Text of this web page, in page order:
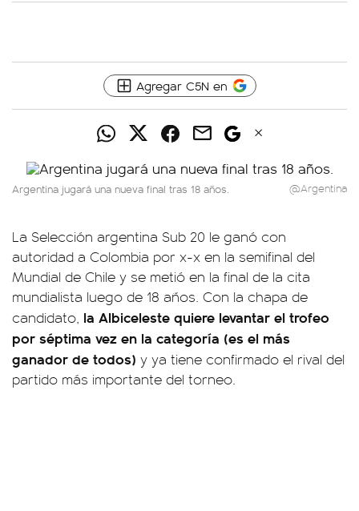
Agregar C5N en
Argentina jugará una nueva final tras 18 años. @Argentina
La Selección argentina Sub 20 le ganó con
autoridad a Colombia por x-x en la semifinal del
Mundial de Chile y se metió en la final de la cita
mundialista luego de 18 años. Con la chapa de
candidato, la Albiceleste quiere levantar el trofeo
por séptima vez en la categoría (es el más
ganador de todos) y ya tiene confirmado el rival del
partido más importante del torneo.